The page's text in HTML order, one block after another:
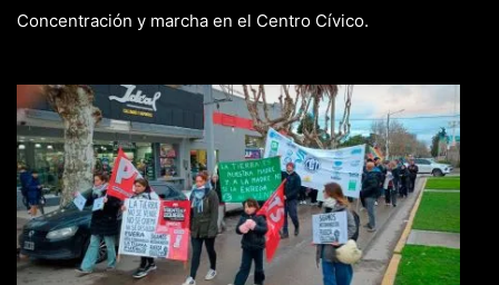
Concentración y marcha en el Centro Cívico.